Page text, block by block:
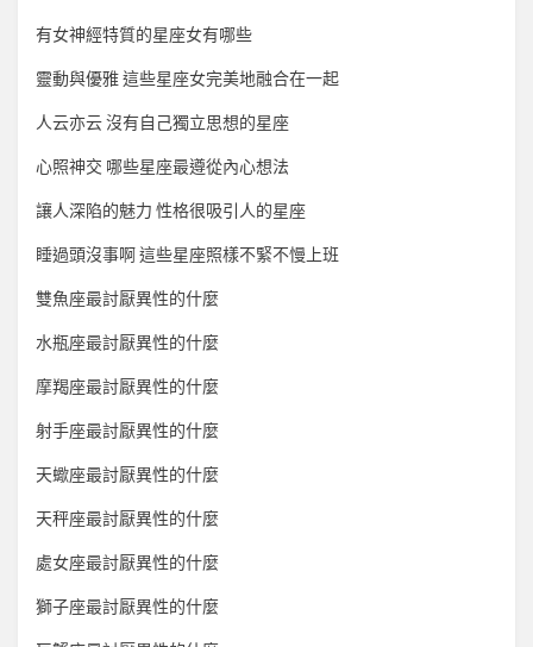
有女神經特質的星座女有哪些
靈動與優雅 這些星座女完美地融合在一起
人云亦云 沒有自己獨立思想的星座
心照神交 哪些星座最遵從內心想法
讓人深陷的魅力 性格很吸引人的星座
睡過頭沒事啊 這些星座照樣不緊不慢上班
雙魚座最討厭異性的什麼
水瓶座最討厭異性的什麼
摩羯座最討厭異性的什麼
射手座最討厭異性的什麼
天蠍座最討厭異性的什麼
天秤座最討厭異性的什麼
處女座最討厭異性的什麼
獅子座最討厭異性的什麼